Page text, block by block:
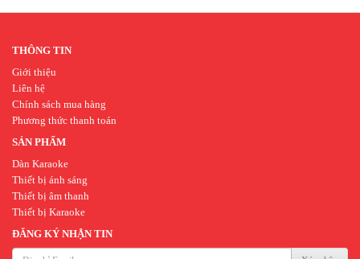
THÔNG TIN
Giới thiệu
Liên hệ
Chính sách mua hàng
Phương thức thanh toán
SẢN PHẨM
Dàn Karaoke
Thiết bị ánh sáng
Thiết bị âm thanh
Thiết bị Karaoke
ĐĂNG KÝ NHẬN TIN